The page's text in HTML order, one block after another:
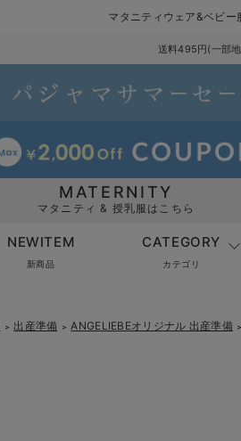
マタニティウェア&ベビー
送料495円(一部
MATERNITY
マタニティ & 授乳服はこちら
NEWITEM
新商品
CATEGORY
カテゴリ
＞ 出産準備 ＞ ANGELIEBEオリジナル 出産準備 ＞